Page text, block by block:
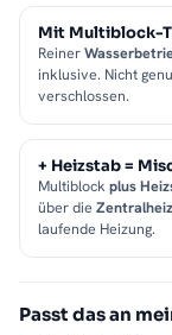
Mit Multiblock-
Reiner
inklusive. Nicht
verschlossen.
+ Heizstab =
Multiblock plus
über die
laufende Heizung.
Passt das an